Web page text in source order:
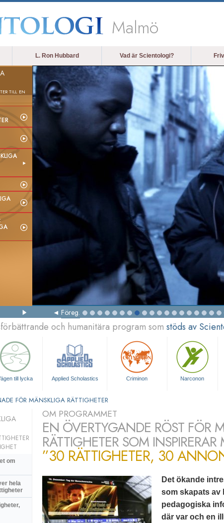
Malmö
L. Ron Hubbard Vad är Scientologi?
TILL EN
Föreg.
och humanitära program som stöds av
till lycka Applied Scholastics Criminon Narconon
FÖR MÄNSKLIGA RÄTTIGHETER
OM PROGRAMMET
EN ÖVERTYGANDE RÖST FÖR
RÄTTIGHETER SOM
”30 RÄTTIGHETER, 30
Det ökande
som skapats av
pedagogiska
där var och en
om
hela